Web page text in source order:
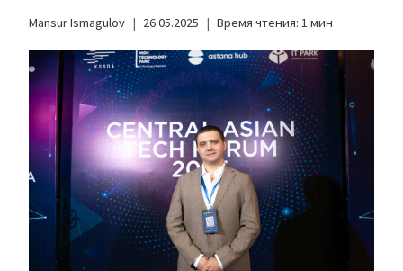
Mansur Ismagulov 26.05.2025 Время чтения: 1 мин